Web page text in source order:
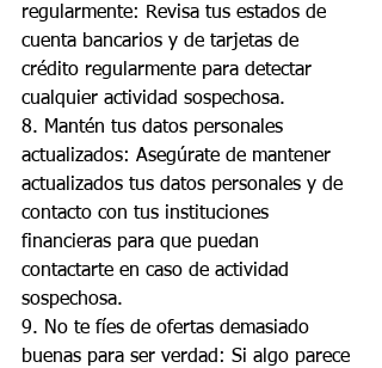
regularmente: Revisa tus estados de
cuenta bancarios y de tarjetas de
crédito regularmente para detectar
cualquier actividad sospechosa.
8. Mantén tus datos personales
actualizados: Asegúrate de mantener
actualizados tus datos personales y de
contacto con tus instituciones
financieras para que puedan
contactarte en caso de actividad
sospechosa.
9. No te fíes de ofertas demasiado
buenas para ser verdad: Si algo parece